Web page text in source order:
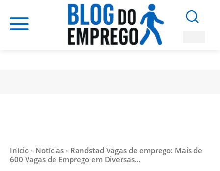
Início Notícias
Randstad Vagas de emprego: Mais de
600 Vagas de Emprego em Diversas...